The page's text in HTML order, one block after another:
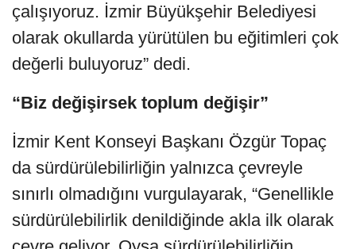
çalışıyoruz. İzmir Büyükşehir Belediyesi
olarak okullarda yürütülen bu eğitimleri çok
değerli buluyoruz” dedi.
“Biz değişirsek toplum değişir”
İzmir Kent Konseyi Başkanı Özgür Topaç
da sürdürülebilirliğin yalnızca çevreyle
sınırlı olmadığını vurgulayarak, “Genellikle
sürdürülebilirlik denildiğinde akla ilk olarak